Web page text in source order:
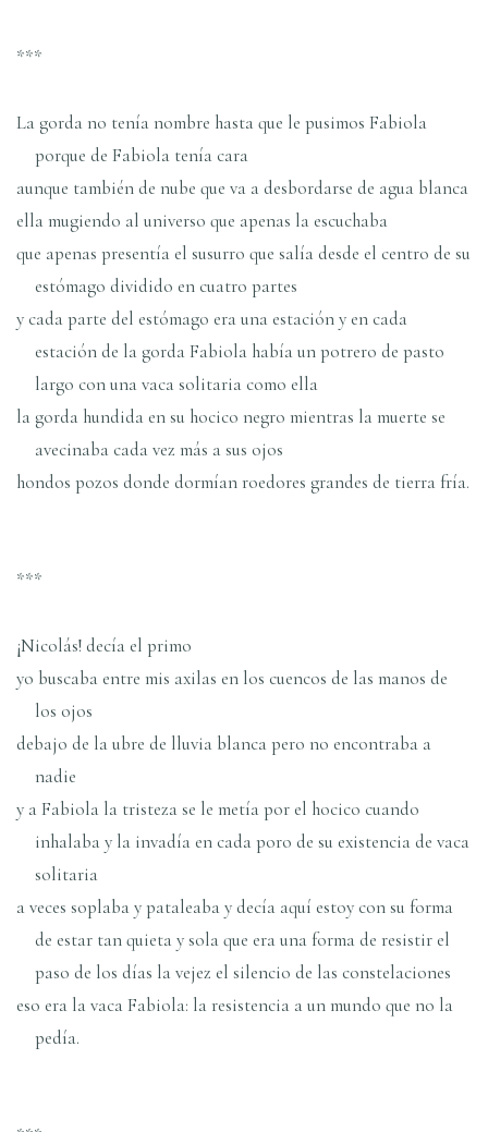
***
La gorda no tenía nombre hasta que le pusimos Fabiola
porque de Fabiola tenía cara
aunque también de nube que va a desbordarse de agua blanca
ella mugiendo al universo que apenas la escuchaba
que apenas presentía el susurro que salía desde el centro de su
estómago dividido en cuatro partes
y cada parte del estómago era una estación y en cada
estación de la gorda Fabiola había un potrero de pasto
largo con una vaca solitaria como ella
la gorda hundida en su hocico negro mientras la muerte se
avecinaba cada vez más a sus ojos
hondos pozos donde dormían roedores grandes de tierra fría.
***
¡Nicolás! decía el primo
yo buscaba entre mis axilas en los cuencos de las manos de
los ojos
debajo de la ubre de lluvia blanca pero no encontraba a
nadie
y a Fabiola la tristeza se le metía por el hocico cuando
inhalaba y la invadía en cada poro de su existencia de vaca
solitaria
a veces soplaba y pataleaba y decía aquí estoy con su forma
de estar tan quieta y sola que era una forma de resistir el
paso de los días la vejez el silencio de las constelaciones
eso era la vaca Fabiola: la resistencia a un mundo que no la
pedía.